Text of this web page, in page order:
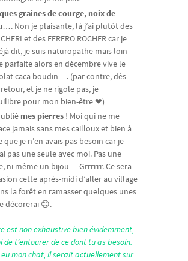
graines de courge, noix de
…. Non je plaisante, là j’ai plutôt des
et des FERERO ROCHER car je
dit, je suis naturopathe mais loin
parfaite alors en décembre vive le
caca boudin…. (par contre, dès
et je ne rigole pas, je
pour mon bien-être ❤)
mes pierres ! Moi qui ne me
jamais sans mes cailloux et bien à
que je n’en avais pas besoin car je
pas une seule avec moi. Pas une
ni même un bijou… Grrrrrr. Ce sera
cette après-midi d’aller au village
la forêt en ramasser quelques unes
décorerai 😊.
est non exhaustive bien évidemment,
de t’entourer de ce dont tu as besoin.
eu mon chat, il serait actuellement sur